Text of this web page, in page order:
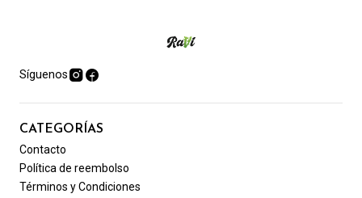
Síguenos
CATEGORÍAS
Contacto
Política de reembolso
Términos y Condiciones